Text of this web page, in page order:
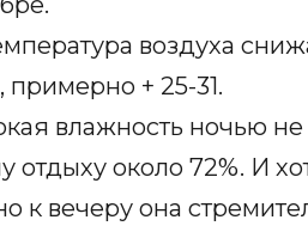
воздуха
+ 25-31.
влажность ночью не
отдыху около 72%. И
к вечеру она